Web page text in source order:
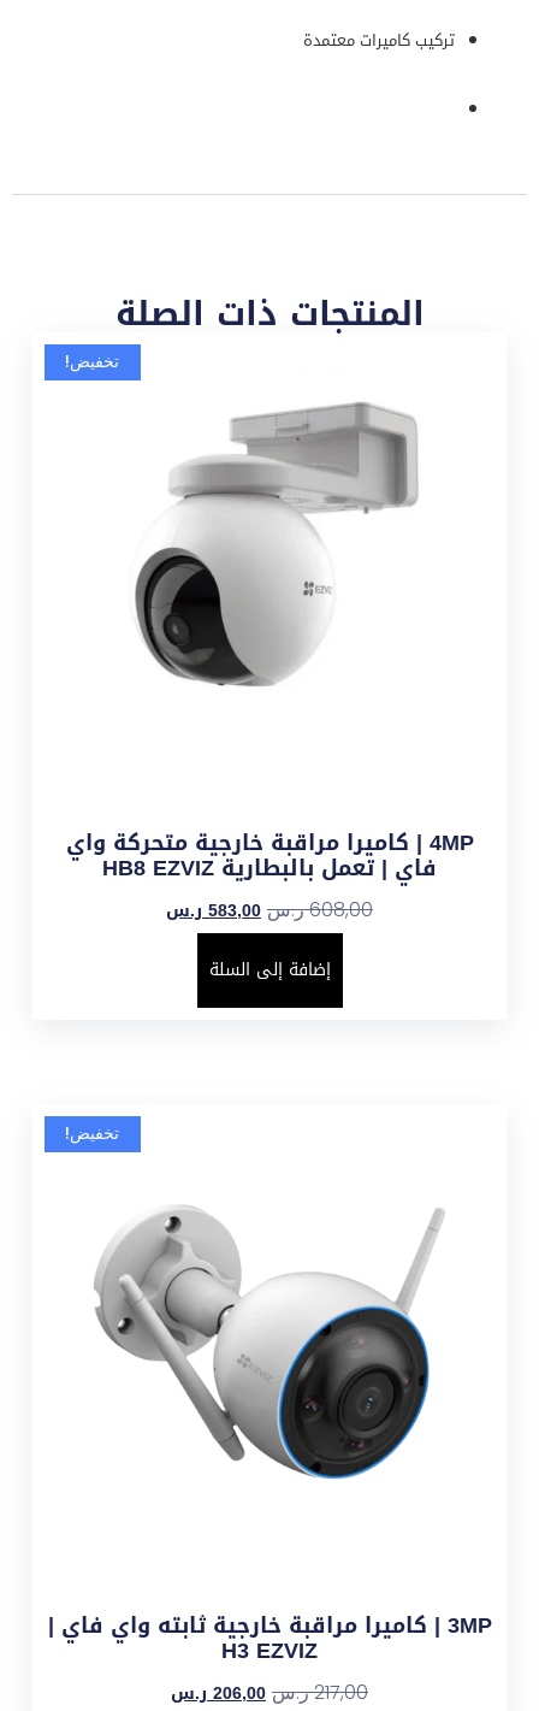
تركيب كاميرات معتمدة
المنتجات ذات الصلة
تخفيض!
4MP | كاميرا مراقبة خارجية متحركة واي
فاي | تعمل بالبطارية HB8 EZVIZ
608,00ر.س 583,00 ر.س
إضافة إلى السلة
تخفيض!
3MP | كاميرا مراقبة خارجية ثابته واي فاي |
H3 EZVIZ
217,00ر.س 206,00 ر.س